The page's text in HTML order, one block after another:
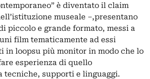
è diventato il claim
museale –,presentano
piccolo e grande formato, messi a
film tematicamente ad essi
in loopsu più monitor in modo che lo
esperienza di quello
tecniche, supporti e linguaggi.